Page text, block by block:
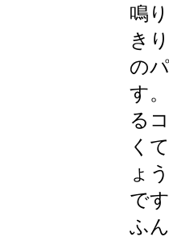
鳴
き
の
す
る
く
ょ
で
ふ